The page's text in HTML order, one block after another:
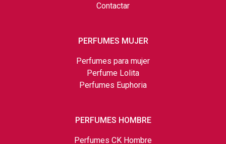
Contactar
PERFUMES MUJER
Perfumes para mujer
Perfume Lolita
Perfumes Euphoria
PERFUMES HOMBRE
Perfumes CK Hombre